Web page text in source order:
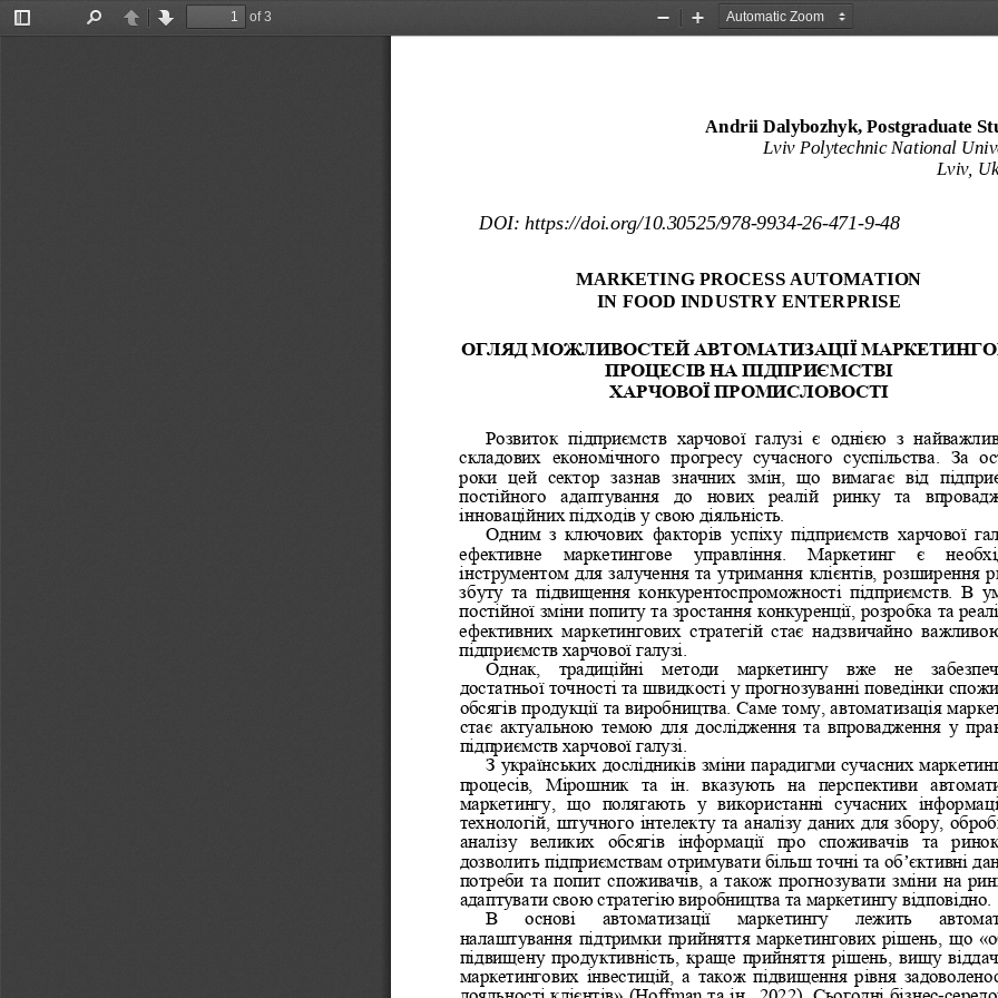
Toggle
PreviousNext
of 3
Zoom
Zoom
Andrii Dalybozhyk, Postgraduate
Lviv Polytechnic National
Lviv,
DOI: https://doi.org/10.30525/978- 9934-26- 471 -9-48
MARKETING PROCESS AUTOMATION
IN FOOD INDUSTRY ENTERPRISE
ОГЛЯД МОЖЛИВОСТЕЙ АВТОМАТИЗАЦІЇ
ПРОЦЕСІВ НА ПІДПРИЄМСТВІ
ХАРЧОВОЇ ПРОМИСЛОВОСТІ
Розвиток  підприємств  харчової  галузі  є  однією  з
складових  економічного  прогресу  сучасного  суспільства.  За
роки  цей  сектор  зазнав  значних  змін,  що  вимагає  від
постійного  адаптування  до  нових  реалій  ринку  та
інноваційних підходів у свою діяльність.
Одним  з  ключових  факторів  успіху  підприємств  харчової
ефективне   маркетингове   управління.   Маркетинг   є
інструментом для залучення та утримання клієнтів, розширення
збуту  та  підвищення  конкурентоспроможності  підприємств.  В
постійної зміни попиту та зростання конкуренції, розробка та
ефективних  маркетингових  стратегій  стає  надзвичайно
підприємств харчової галузі.
Однак,  традиційні  методи  маркетингу  вже  не
достатньої точності та швидкості у прогнозуванні поведінки
обсягів продукції та виробництва. Саме тому, автоматизація
стає  актуальною темою для  дослідження  та  впровадження  у
підприємств харчової галузі.
З українських дослідників зміни парадигми сучасних
процесів,  Мірошник  та  ін.  вказують  на  перспективи
маркетингу,  що  полягають  у  використанні  сучасних
технологій, штучного інтелекту та аналізу даних для збору,
аналізу  великих  обсягів  інформації  про  споживачів  та
дозволить підприємствам отримувати більш точні та об’єктивні
потреби та попит споживачів, а також прогнозувати зміни на
адаптувати свою стратегію виробництва та маркетингу відповідно.
В   основі   автоматизації   маркетингу   лежить
налаштування підтримки прийняття маркетингових рішень, що
підвищену продуктивність, краще прийняття рішень, вищу
маркетингових інвестицій, а також підвищення рівня
лояльності клієнтів» (Hoffman та ін., 2022). Сьогодні бізнес-